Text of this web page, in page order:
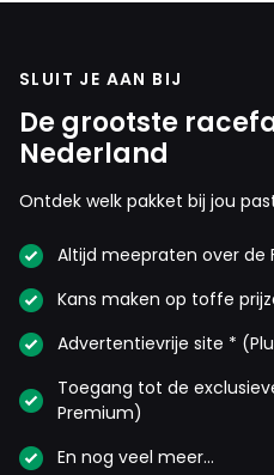
SLUIT JE AAN BIJ
De grootste
Nederland
Ontdek welk pakket bij jou
Altijd meepraten over de
Kans maken op toffe
Advertentievrije site *
Toegang tot de
Premium)
En nog veel meer…